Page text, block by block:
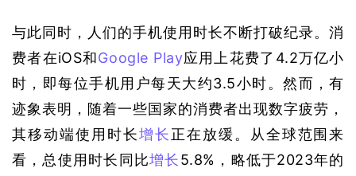
与此同时，人们的手机使用时长不断打破纪录。消
费者在iOS和Google Play应用上花费了4.2万亿小
时，即每位手机用户每天大约3.5小时。然而，有
迹象表明，随着一些国家的消费者出现数字疲劳，
其移动端使用时长增长正在放缓。从全球范围来
看，总使用时长同比增长5.8%，略低于2023年的